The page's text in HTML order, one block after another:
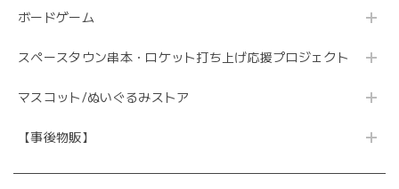
ボードゲーム
スペースタウン串本・ロケット打ち上げ応援プロジェクト
マスコット/ぬいぐるみストア
【事後物販】